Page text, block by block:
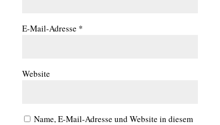
E-Mail-Adresse *
Website
Name, E-Mail-Adresse und Website in diesem